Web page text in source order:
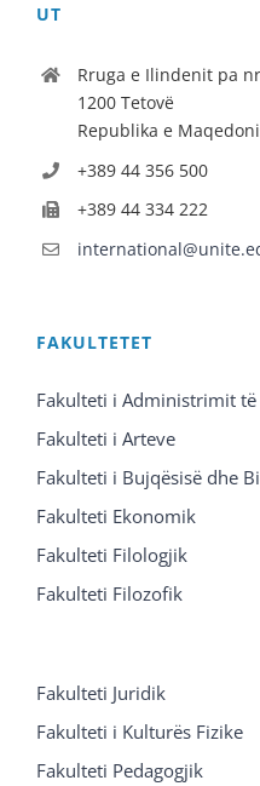
UT
Rruga e Ilindenit pa
1200 Tetovë
Republika e
+389 44 356 500
+389 44 334 222
FAKULTETET
Fakulteti i Administrimit të
Fakulteti i Arteve
Fakulteti i Bujqësisë dhe
Fakulteti Ekonomik
Fakulteti Filologjik
Fakulteti Filozofik
Fakulteti Juridik
Fakulteti i Kulturës Fizike
Fakulteti Pedagogjik